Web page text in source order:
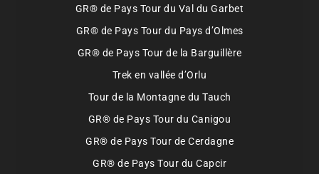
GR® de Pays Tour du Val du Garbet
GR® de Pays Tour du Pays d’Olmes
GR® de Pays Tour de la Barguillère
Trek en vallée d’Orlu
Tour de la Montagne du Tauch
GR® de Pays Tour du Canigou
GR® de Pays Tour de Cerdagne
GR® de Pays Tour du Capcir